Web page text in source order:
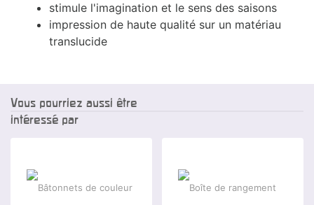
stimule l'imagination et le sens des saisons
impression de haute qualité sur un matériau
translucide
Vous pourriez aussi être
intéressé par